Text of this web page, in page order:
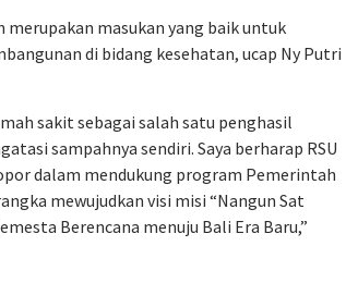
masukan yang baik untuk
di bidang kesehatan, ucap Ny Putri
sakit sebagai salah satu penghasil
sampahnya sendiri. Saya berharap RSU
dalam mendukung program Pemerintah
mewujudkan visi misi “Nangun Sat
Berencana menuju Bali Era Baru,”